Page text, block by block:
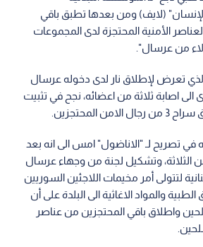
(لايف) ومن بعدها تطبق باقي
الأمنية المحتجزة لدى المجموعات
من عرسال".
تعرض لإطلاق نار لدى دخوله عرسال
اصابة ثلاثة من اعضائه، نجح في تثبيت
المحتجزين.
تصريح لـ "الاناضول" امس الى انه بعد
الثلاثة، وتشكيل لجنة من وجهاء عرسال
لتتولى أمر مخيمات اللاجئين السوريين
والمواد الاغاثية الى البلدة على أن
واطلاق باقي المحتجزين من عناصر